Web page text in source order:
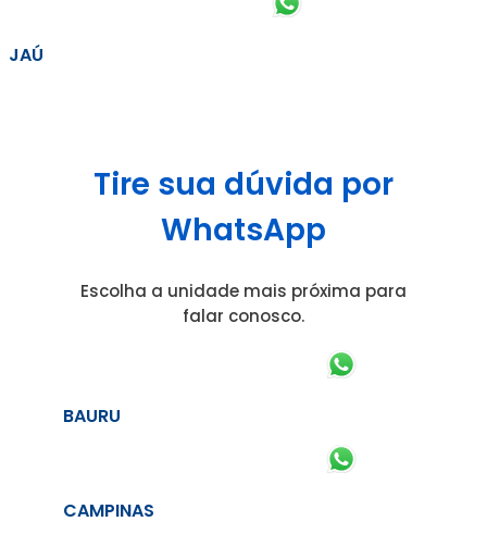
JAÚ
Tire sua dúvida por
WhatsApp
Escolha a unidade mais próxima para
falar conosco.
BAURU
CAMPINAS